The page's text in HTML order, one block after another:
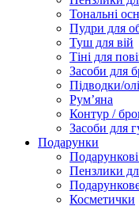
Тональні
Пудри для
Туш для вій
Тіні для
Засоби для
Підводки/
Румʼяна
Контур /
Засоби для
Подарунки
Пензлики
Косметички